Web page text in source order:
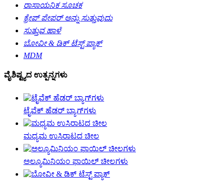
ರಾಸಾಯನಿಕ ಸೂಚಕ
ಕ್ರೇಪ್ ಪೇಪರ್ ಅನ್ನು ಸುತ್ತುವುದು
ಸುತ್ತುವ ಹಾಳೆ
ಬೋವೀ & ಡಿಕ್ ಟೆಸ್ಟ್ ಪ್ಯಾಕ್
MDM
ವೈಶಿಷ್ಟ್ಯದ ಉತ್ಪನ್ನಗಳು
ಟೈವೆಕ್ ಹೆಡರ್ ಬ್ಯಾಗ್‌ಗಳು
ಮಧ್ಯಮ ಉಸಿರಾಟದ ಚೀಲ
ಅಲ್ಯೂಮಿನಿಯಂ ಫಾಯಿಲ್ ಚೀಲಗಳು